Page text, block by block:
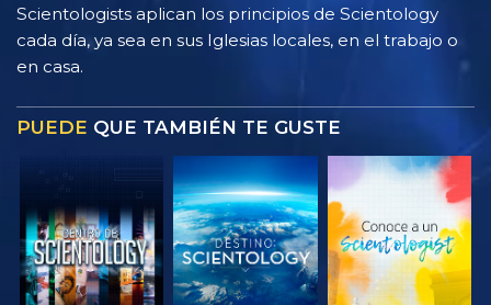
Scientologists aplican los principios de Scientology
cada día, ya sea en sus Iglesias locales, en el trabajo o
en casa.
PUEDE QUE TAMBIÉN TE GUSTE